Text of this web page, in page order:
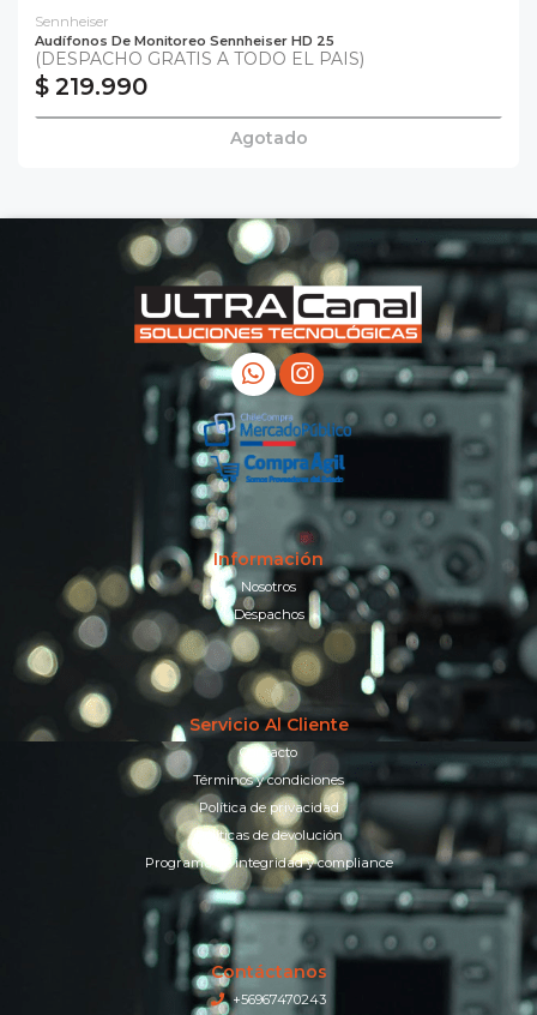
Sennheiser
Audífonos De Monitoreo Sennheiser HD 25
(DESPACHO GRATIS A TODO EL PAIS)
$ 219.990
Agotado
Información
Nosotros
Despachos
Servicio Al Cliente
Contacto
Términos y condiciones
Política de privacidad
Políticas de devolución
Programa de integridad y compliance
Contáctanos
+56967470243